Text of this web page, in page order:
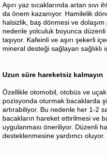
Aşırı yaz sıcaklarında artan sıvı
da önem kazanıyor. Hamilelik
halsizlik, baş dönmesi ve
nedenle yolculuk boyunca
taşıyor. Kafeinli ve aşırı şekerli
mineral desteği sağlayan
Uzun süre hareketsiz kalmayın
Özellikle otomobil, otobüs ve
pozisyonda oturmak bacaklarda
artırabiliyor. Bu nedenle her 1-2
bacakların hareket ettirilmesi ve
uygulanması öneriliyor. Düzenli
desteklenmesine yardımcı oluyor.